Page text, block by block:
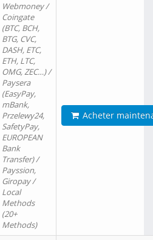
Webmoney /
Coingate
(BTC, BCH,
BTG, CVC,
DASH, ETC,
ETH, LTC,
OMG, ZEC…) /
Paysera
(EasyPay,
mBank,
Przelewy24,
SafetyPay,
EUROPEAN
Bank
Transfer) /
Payssion,
Giropay /
Local
Methods
(20+
Methods)
Acheter